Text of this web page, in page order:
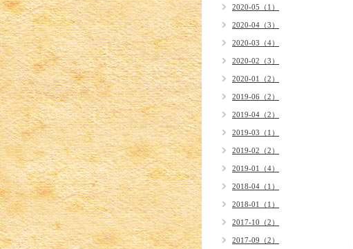
2020-05（1）
2020-04（3）
2020-03（4）
2020-02（3）
2020-01（2）
2019-06（2）
2019-04（2）
2019-03（1）
2019-02（2）
2019-01（4）
2018-04（1）
2018-01（1）
2017-10（2）
2017-09（2）